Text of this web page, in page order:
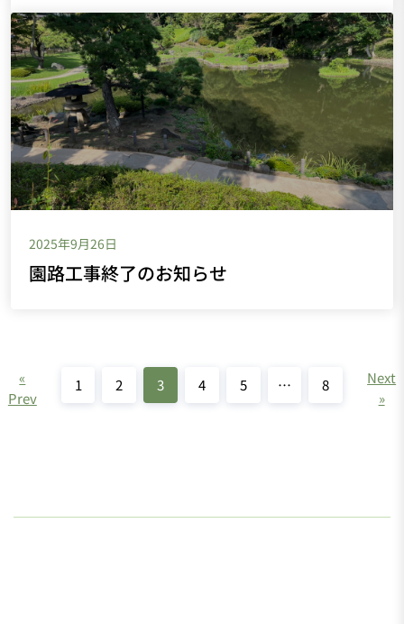
2025年9月26日
園路工事終了のお知らせ
«
Prev
1 2 3 4 5 … 8
Next
»